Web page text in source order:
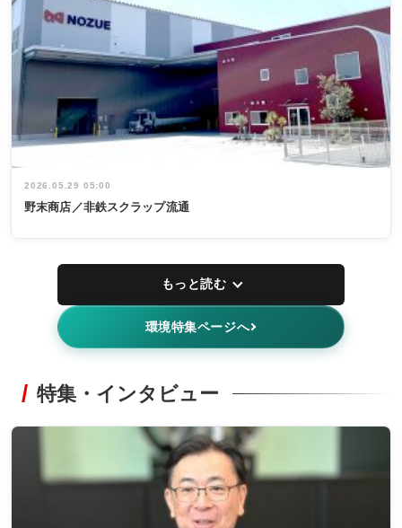
2026.05.29 05:00
野末商店／非鉄スクラップ流通
もっと読む
環境特集ページへ
特集・インタビュー